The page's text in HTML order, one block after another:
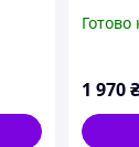
Готово
1 970₴